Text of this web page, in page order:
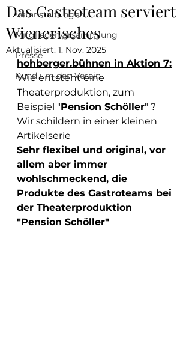
Veranstaltungen
Mitgliederversammlung
Presse
Rund um den Verein
Das Gastroteam serviert
Wienerisches
Aktualisiert: 1. Nov. 2025
hohberger.bühnen in Aktion 7:
Wie entsteht eine
Theaterproduktion, zum
Beispiel "Pension Schöller" ?
Wir schildern in einer kleinen
Artikelserie
Sehr flexibel und original, vor
allem aber immer
wohlschmeckend, die
Produkte des Gastroteams bei
der Theaterproduktion
"Pension Schöller"